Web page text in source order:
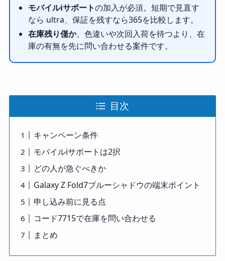
モバイルiサポートの加入が必須。短期で見直す
なら ultra、保証を残すなら365を比較します。
在庫残り僅か。色違いや次回入荷を待つより、在
庫の有無を先に問い合わせる案件です。
目次
キャンペーン条件
モバイルiサポートは2択
どの人が急ぐべきか
Galaxy Z Fold7ブルーシャドウの端末ポイント
申し込み前に見る点
コード7715で在庫を問い合わせる
まとめ